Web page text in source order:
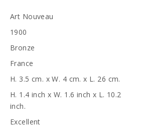
Art Nouveau
1900
Bronze
France
H. 3.5 cm. x W. 4 cm. x L. 26 cm.
H. 1.4 inch x W. 1.6 inch x L. 10.2
inch.
Excellent